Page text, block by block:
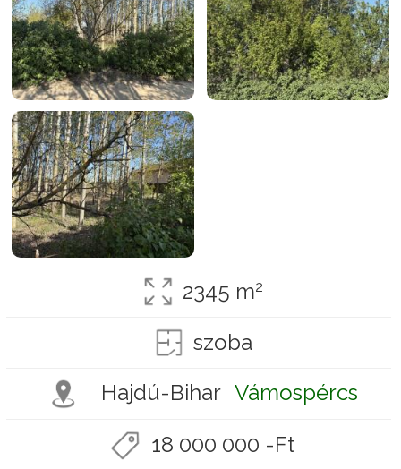
2345 m2
szoba
Hajdú-Bihar Vámospércs
18 000 000 -Ft